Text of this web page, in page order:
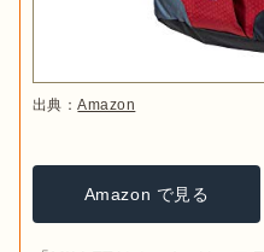
出典：Amazon
Amazon で見る